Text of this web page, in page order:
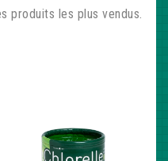
produits les plus vendus.